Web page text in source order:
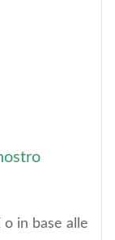
in base alle